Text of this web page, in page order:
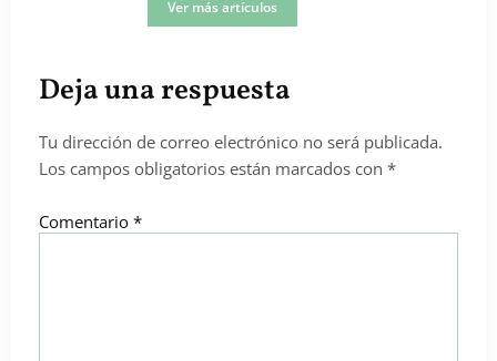
Ver más artículos
Deja una respuesta
Tu dirección de correo electrónico no será publicada.
Los campos obligatorios están marcados con *
Comentario *